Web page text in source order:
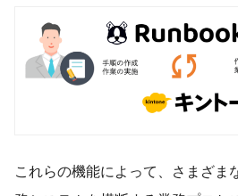
これらの機能によって、さまざま